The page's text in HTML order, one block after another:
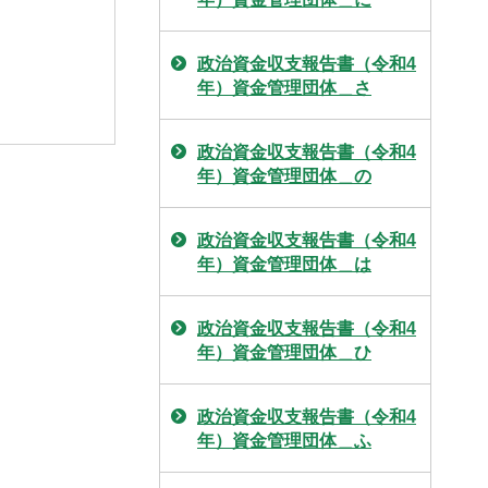
政治資金収支報告書（令和4
年）資金管理団体＿さ
政治資金収支報告書（令和4
年）資金管理団体＿の
政治資金収支報告書（令和4
年）資金管理団体＿は
政治資金収支報告書（令和4
年）資金管理団体＿ひ
政治資金収支報告書（令和4
年）資金管理団体＿ふ